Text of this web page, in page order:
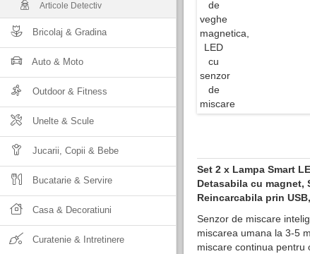
Articole Detectiv
Bricolaj & Gradina
Auto & Moto
Outdoor & Fitness
Unelte & Scule
Jucarii, Copii & Bebe
Bucatarie & Servire
Casa & Decoratiuni
Curatenie & Intretinere
Set 2 x Lampa Smart
Detasabila cu magnet,
Reincarcabila prin
Senzor de miscare
miscarea umana la 3-5
miscare continua pentru